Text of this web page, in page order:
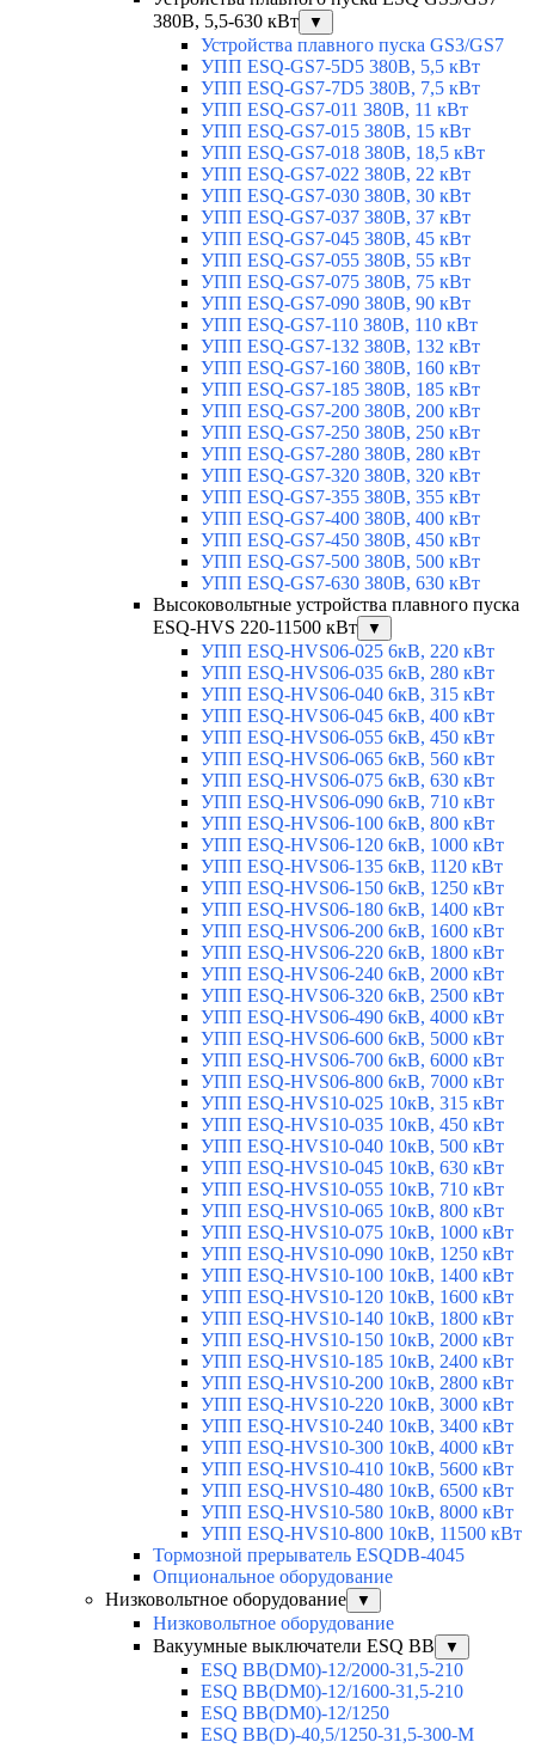
380В, 5,5-630 кВт
▼
Устройства плавного пуска GS3/GS7
УПП ESQ-GS7-5D5 380В, 5,5 кВт
УПП ESQ-GS7-7D5 380В, 7,5 кВт
УПП ESQ-GS7-011 380В, 11 кВт
УПП ESQ-GS7-015 380В, 15 кВт
УПП ESQ-GS7-018 380В, 18,5 кВт
УПП ESQ-GS7-022 380В, 22 кВт
УПП ESQ-GS7-030 380В, 30 кВт
УПП ESQ-GS7-037 380В, 37 кВт
УПП ESQ-GS7-045 380В, 45 кВт
УПП ESQ-GS7-055 380В, 55 кВт
УПП ESQ-GS7-075 380В, 75 кВт
УПП ESQ-GS7-090 380В, 90 кВт
УПП ESQ-GS7-110 380В, 110 кВт
УПП ESQ-GS7-132 380В, 132 кВт
УПП ESQ-GS7-160 380В, 160 кВт
УПП ESQ-GS7-185 380В, 185 кВт
УПП ESQ-GS7-200 380В, 200 кВт
УПП ESQ-GS7-250 380В, 250 кВт
УПП ESQ-GS7-280 380В, 280 кВт
УПП ESQ-GS7-320 380В, 320 кВт
УПП ESQ-GS7-355 380В, 355 кВт
УПП ESQ-GS7-400 380В, 400 кВт
УПП ESQ-GS7-450 380В, 450 кВт
УПП ESQ-GS7-500 380В, 500 кВт
УПП ESQ-GS7-630 380В, 630 кВт
Высоковольтные устройства плавного пуска
ESQ-HVS 220-11500 кВт
▼
УПП ESQ-HVS06-025 6кВ, 220 кВт
УПП ESQ-HVS06-035 6кВ, 280 кВт
УПП ESQ-HVS06-040 6кВ, 315 кВт
УПП ESQ-HVS06-045 6кВ, 400 кВт
УПП ESQ-HVS06-055 6кВ, 450 кВт
УПП ESQ-HVS06-065 6кВ, 560 кВт
УПП ESQ-HVS06-075 6кВ, 630 кВт
УПП ESQ-HVS06-090 6кВ, 710 кВт
УПП ESQ-HVS06-100 6кВ, 800 кВт
УПП ESQ-HVS06-120 6кВ, 1000 кВт
УПП ESQ-HVS06-135 6кВ, 1120 кВт
УПП ESQ-HVS06-150 6кВ, 1250 кВт
УПП ESQ-HVS06-180 6кВ, 1400 кВт
УПП ESQ-HVS06-200 6кВ, 1600 кВт
УПП ESQ-HVS06-220 6кВ, 1800 кВт
УПП ESQ-HVS06-240 6кВ, 2000 кВт
УПП ESQ-HVS06-320 6кВ, 2500 кВт
УПП ESQ-HVS06-490 6кВ, 4000 кВт
УПП ESQ-HVS06-600 6кВ, 5000 кВт
УПП ESQ-HVS06-700 6кВ, 6000 кВт
УПП ESQ-HVS06-800 6кВ, 7000 кВт
УПП ESQ-HVS10-025 10кВ, 315 кВт
УПП ESQ-HVS10-035 10кВ, 450 кВт
УПП ESQ-HVS10-040 10кВ, 500 кВт
УПП ESQ-HVS10-045 10кВ, 630 кВт
УПП ESQ-HVS10-055 10кВ, 710 кВт
УПП ESQ-HVS10-065 10кВ, 800 кВт
УПП ESQ-HVS10-075 10кВ, 1000 кВт
УПП ESQ-HVS10-090 10кВ, 1250 кВт
УПП ESQ-HVS10-100 10кВ, 1400 кВт
УПП ESQ-HVS10-120 10кВ, 1600 кВт
УПП ESQ-HVS10-140 10кВ, 1800 кВт
УПП ESQ-HVS10-150 10кВ, 2000 кВт
УПП ESQ-HVS10-185 10кВ, 2400 кВт
УПП ESQ-HVS10-200 10кВ, 2800 кВт
УПП ESQ-HVS10-220 10кВ, 3000 кВт
УПП ESQ-HVS10-240 10кВ, 3400 кВт
УПП ESQ-HVS10-300 10кВ, 4000 кВт
УПП ESQ-HVS10-410 10кВ, 5600 кВт
УПП ESQ-HVS10-480 10кВ, 6500 кВт
УПП ESQ-HVS10-580 10кВ, 8000 кВт
УПП ESQ-HVS10-800 10кВ, 11500 кВт
Тормозной прерыватель ESQDB-4045
Опциональное оборудование
Низковольтное оборудование
▼
Низковольтное оборудование
Вакуумные выключатели ESQ BB
▼
ESQ ВВ(DM0)-12/2000-31,5-210
ESQ ВВ(DM0)-12/1600-31,5-210
ESQ ВВ(DM0)-12/1250
ESQ ВВ(D)-40,5/1250-31,5-300-М